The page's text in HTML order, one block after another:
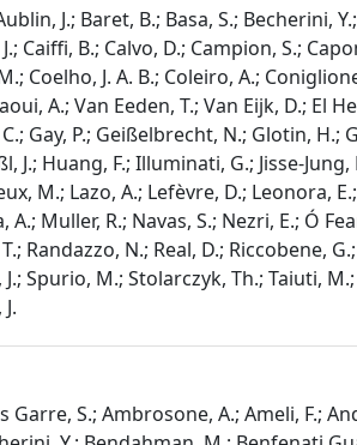
J.; Baret, B.; Basa, S.; Becherini,
B.; Calvo, D.; Campion, S.;
Coelho, J. A. B.; Coleiro, A.;
A.; Van Eeden, T.; Van Eijk, D.; El
Gay, P.; Geißelbrecht, N.; Glotin, H.;
J.; Huang, F.; Illuminati, G.; Jisse-
M.; Lazo, A.; Lefèvre, D.; Leonora,
Muller, R.; Navas, S.; Nezri, E.; Ó
N.; Real, D.; Riccobene,
Spurio, M.; Stolarczyk, Th.; Taiuti,
S.; Ambrosone, A.; Ameli, F.;